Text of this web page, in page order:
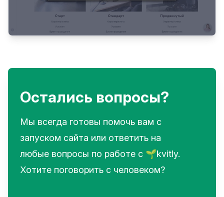
Остались вопросы?
Мы всегда готовы помочь вам с
запуском сайта или ответить на
любые вопросы по работе с 🌱kvitly.
Хотите поговорить с человеком?